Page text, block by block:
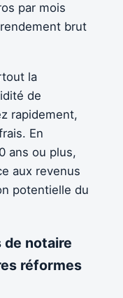
par mois
brut
la
de
rapidement,
En
ans ou plus,
aux revenus
potentielle du
notaire
réformes